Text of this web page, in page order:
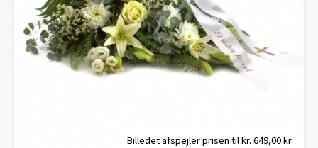
Billedet afspejler prisen til kr. 649,00 kr.